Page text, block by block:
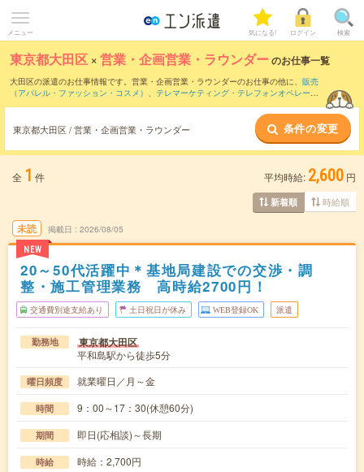
メニュー 気になる! ログイン 検索
東京都大田区 ×営業・企画営業・ラウンダーのお仕事一覧
大田区の派遣のお仕事情報です。営業・企画営業・ラウンダーのお仕事の他に、 販売
（アパレル・ファッション・コスメ） 、 テレマーケティング・テレフォンオペレータ
などのこだわり条件で絞り込ん
でいただけます。職種辞典：営業・企画営業・ラウンダーのお仕事とは？とは？
東京都大田区 / 営業・企画営業・ラウンダー 条件の変更
全 1 件 平均時給: 2,600 円
新着順 時給順
未読
NEW
掲載日 2026/08/05
20～50代活躍中＊基地局建設での交渉・調
整・施工管理業務 高時給2700円！
交通費別途支給あり 土日祝日が休み WEB登録OK 派遣
勤務地 東京都大田区
平和島駅から徒歩5分
曜日頻度 就業曜日／月～金
時間 9：00～17：30(休憩60分)
期間 即日(応相談)～長期
時給 時給：2,700円